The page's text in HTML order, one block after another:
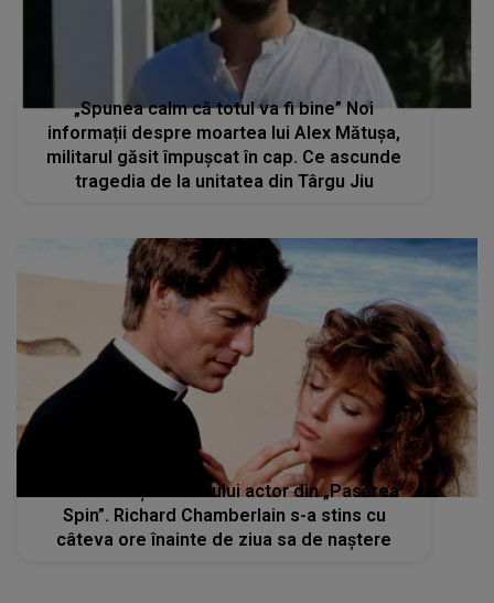
„Spunea calm că totul va fi bine” Noi
informații despre moartea lui Alex Mătușa,
militarul găsit împușcat în cap. Ce ascunde
tragedia de la unitatea din Târgu Jiu
Cauza morții celebrului actor din „Pasărea
Spin”. Richard Chamberlain s-a stins cu
câteva ore înainte de ziua sa de naștere